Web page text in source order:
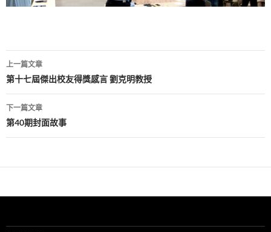
文
章
導
覽
上一篇文章
第十七屆傑出校友得獎感言 劉克明教授
下一篇文章
第40期封面故事